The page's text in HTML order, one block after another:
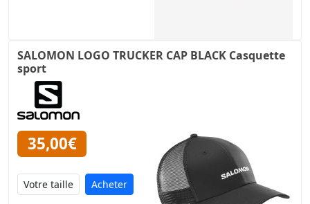
SALOMON LOGO TRUCKER CAP BLACK Casquette
sport
35,00€
Acheter